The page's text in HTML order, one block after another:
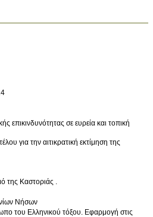
επικινδυνότητας σε ευρεία και τοπική
για την αιτικρατική εκτίμηση της
της Καστοριάς .
Νήσων
του Ελληνικού τόξου. Εφαρμογή στις